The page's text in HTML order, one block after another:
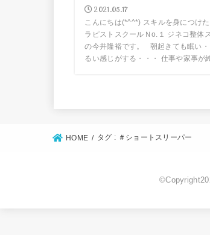
2021.05.17
こんにちは(*^^*) スキルを身につけ
ラピストスクールＮо.１ ジネコ整体
の今井隆裕です。 朝起きても眠い
るい感じがする・・・ 仕事や家事が
HOME タグ : ＃ショートスリーパー